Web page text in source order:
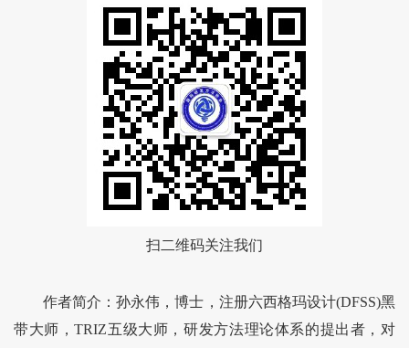
扫二维码关注我们
作者简介：孙永伟，博士，注册六西格玛设计(DFSS)黑
带大师，TRIZ五级大师，研发方法理论体系的提出者，对